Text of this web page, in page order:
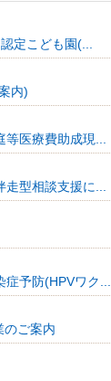
定こども園(...
内)
等医療費助成現...
走型相談支援に...
症予防(HPVワク...
のご案内